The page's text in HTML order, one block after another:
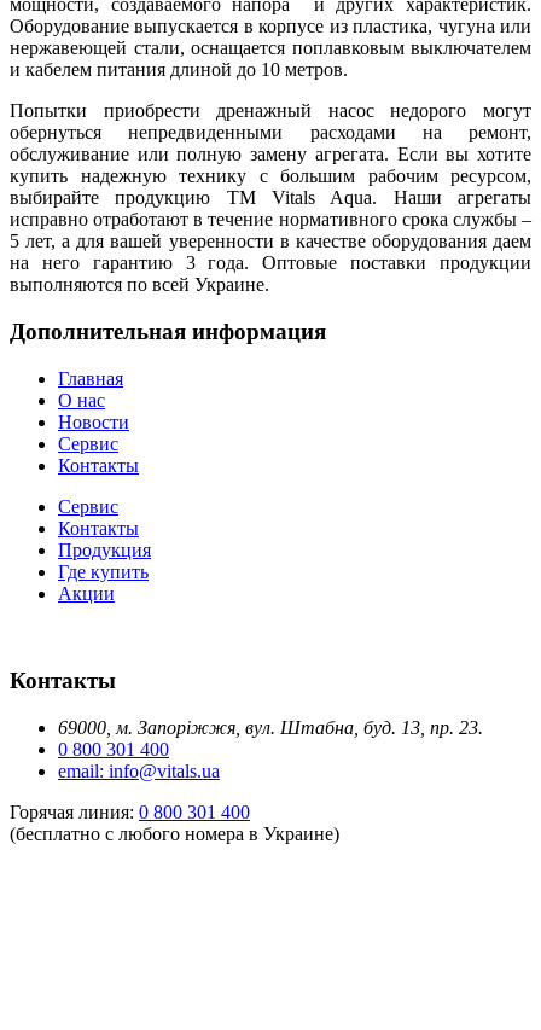
мощности, создаваемого напора и других характеристик.
Оборудование выпускается в корпусе из пластика, чугуна или
нержавеющей стали, оснащается поплавковым выключателем
и кабелем питания длиной до 10 метров.
Попытки приобрести дренажный насос недорого могут
обернуться непредвиденными расходами на ремонт,
обслуживание или полную замену агрегата. Если вы хотите
купить надежную технику с большим рабочим ресурсом,
выбирайте продукцию ТМ Vitals Aqua. Наши агрегаты
исправно отработают в течение нормативного срока службы –
5 лет, а для вашей уверенности в качестве оборудования даем
на него гарантию 3 года. Оптовые поставки продукции
выполняются по всей Украине.
Дополнительная информация
Главная
О нас
Новости
Сервис
Контакты
Сервис
Контакты
Продукция
Где купить
Акции
Контакты
69000, м. Запоріжжя, вул. Штабна, буд. 13, пр. 23.
0 800 301 400
email: info@vitals.ua
Горячая линия: 0 800 301 400
(бесплатно с любого номера в Украине)